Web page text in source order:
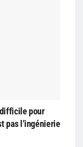
pour
pas l’ingénierie